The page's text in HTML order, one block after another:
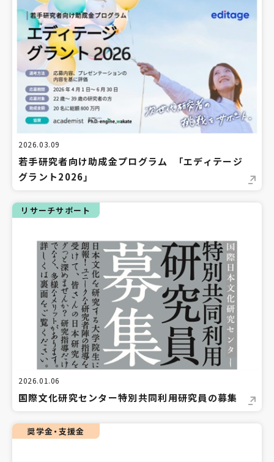
2026.03.09
若手研究者向け助成金プログラム 「エディテージ
グラント2026」
リサーチサポート
2026.01.06
国際文化研究センター特別共同利用研究員の募集
奨学金・支援金